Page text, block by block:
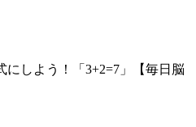
にしよう！「3+2=7」【毎日脳